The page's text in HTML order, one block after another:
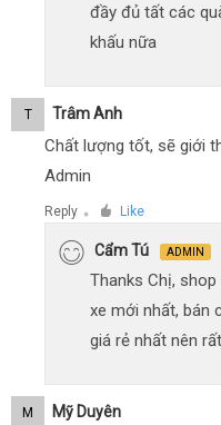
đầy đủ tất các
khấu nữa
T Trâm Anh
Chất lượng tốt, sẽ giới
Admin
Reply ● Like
Cẩm Tú ADMIN
Thanks Chị,
xe mới nhất, bán
giá rẻ nhất nên
M Mỹ Duyên